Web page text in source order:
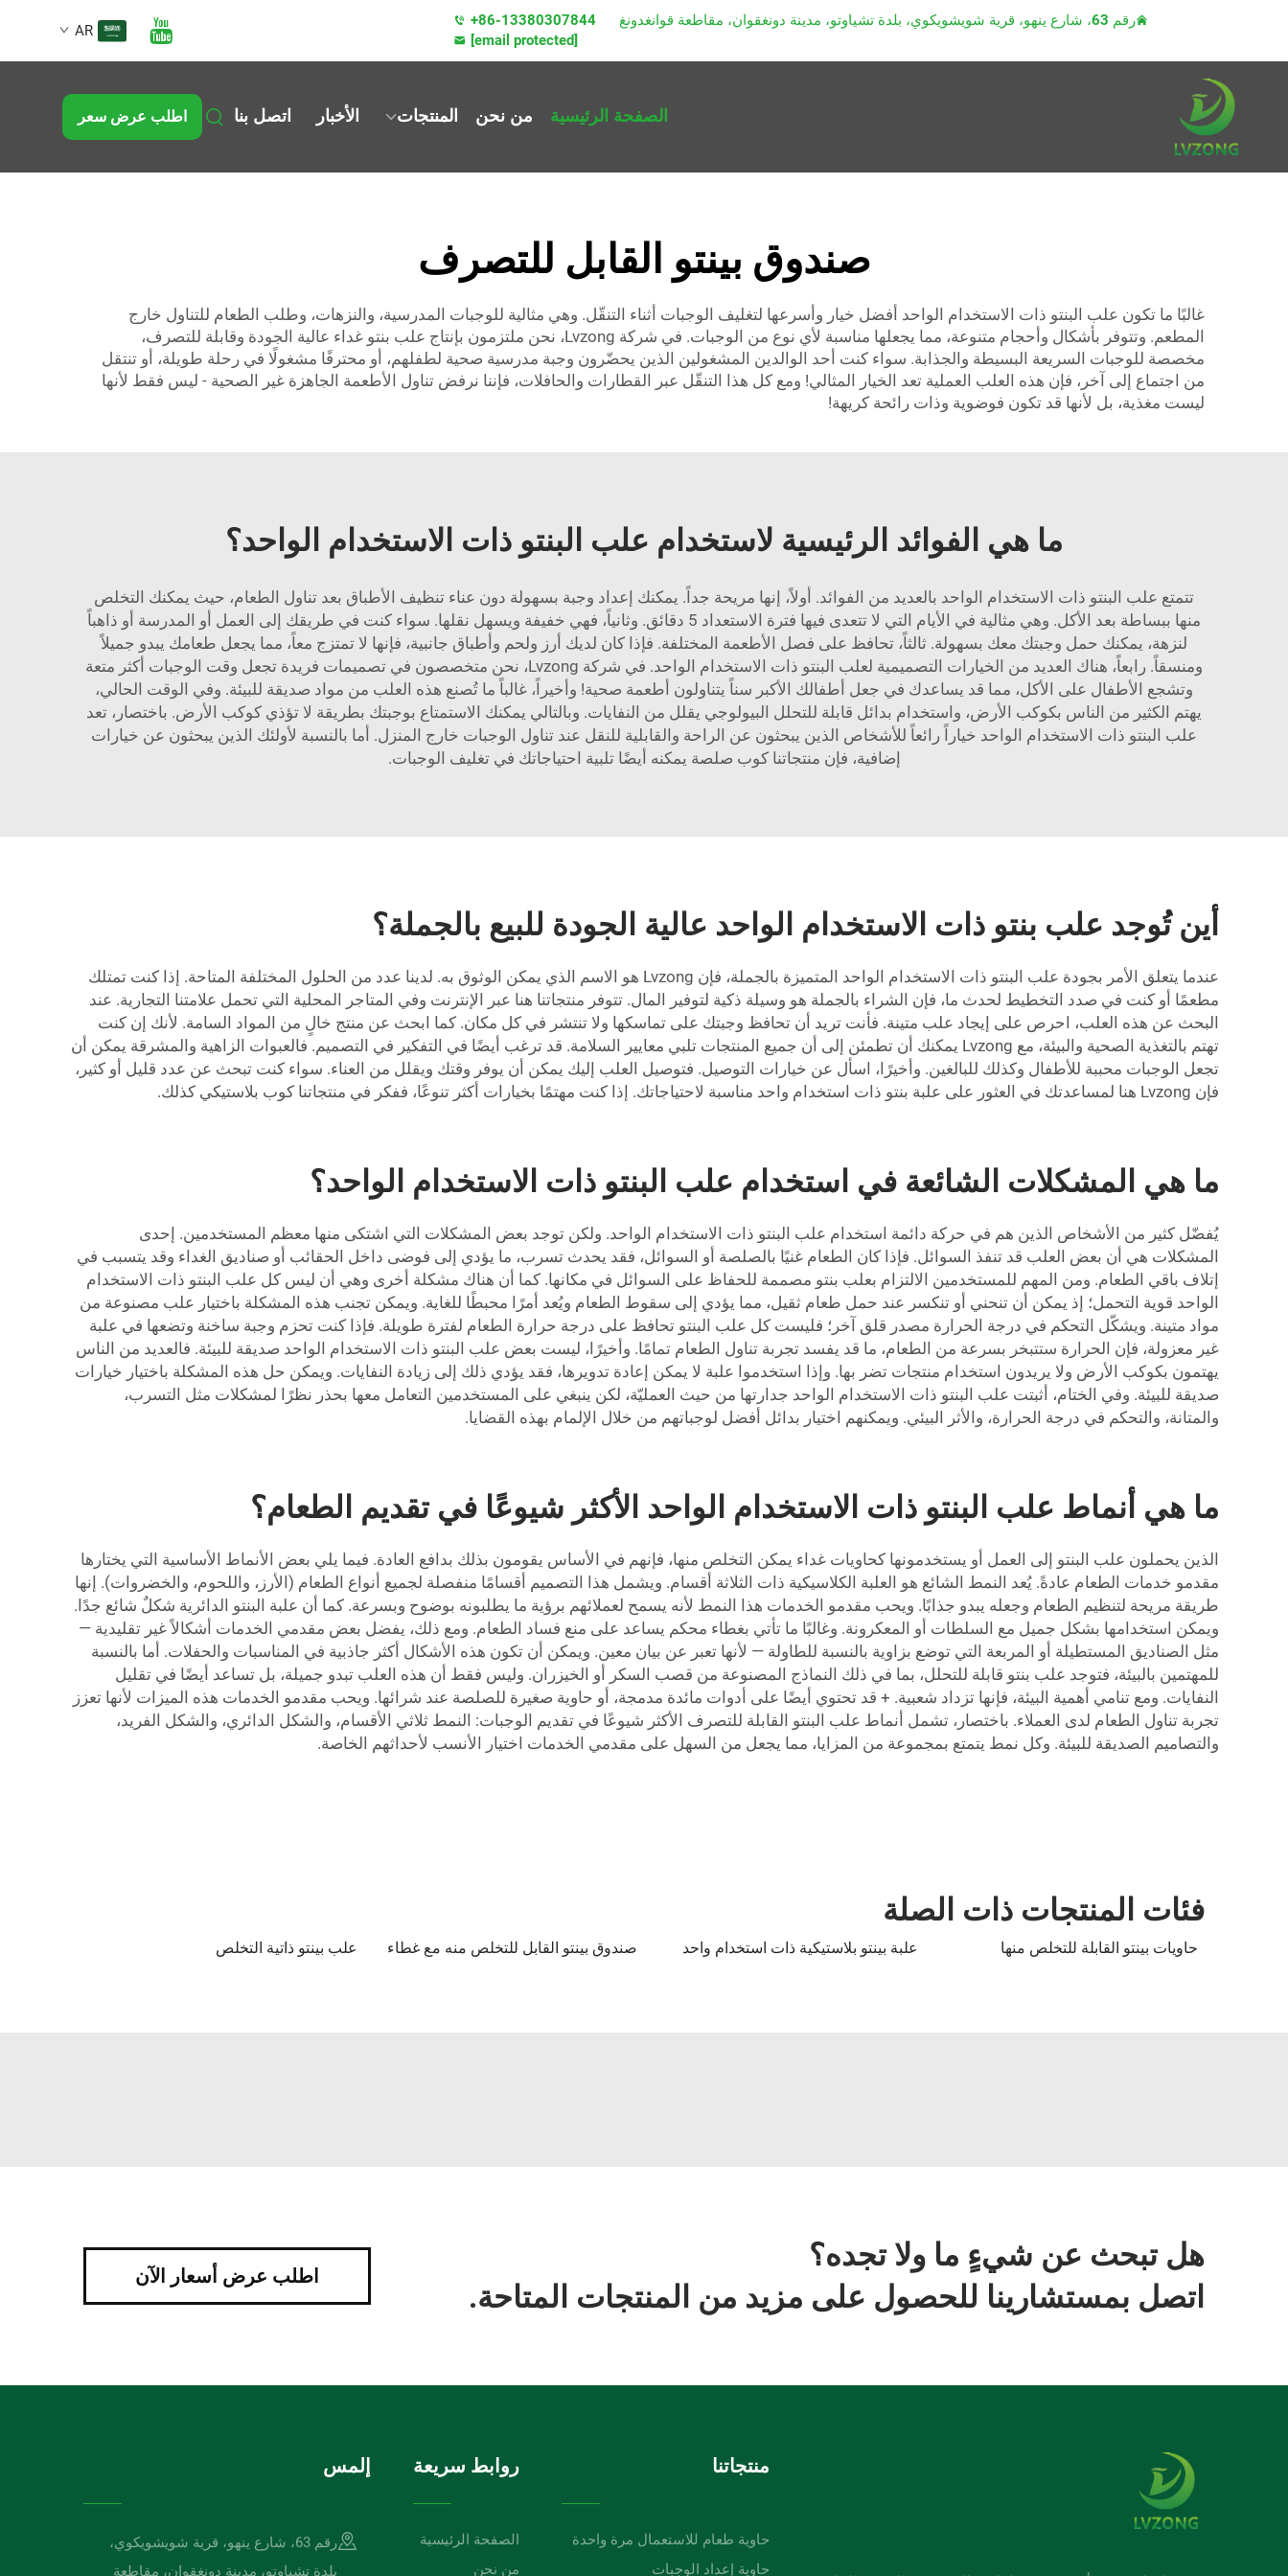
رقم 63، شارع ينهو، قرية شويشويكوي، بلدة تشياوتو، مدينة دونغقوان، مقاطعة قوانغدونغ
+86-13380307844
[email protected]
AR
الصفحة الرئيسية من نحن المنتجات الأخبار اتصل بنا اطلب عرض سعر
صندوق بينتو القابل للتصرف
غالبًا ما تكون علب البنتو ذات الاستخدام الواحد أفضل خيار وأسرعها لتغليف الوجبات أثناء التنقّل. وهي مثالية للوجبات المدرسية، والنزهات، وطلب الطعام للتناول خارج
المطعم. وتتوفر بأشكال وأحجام متنوعة، مما يجعلها مناسبة لأي نوع من الوجبات. في شركة Lvzong، نحن ملتزمون بإنتاج علب بنتو غداء عالية الجودة وقابلة للتصرف،
مخصصة للوجبات السريعة البسيطة والجذابة. سواء كنت أحد الوالدين المشغولين الذين يحضّرون وجبة مدرسية صحية لطفلهم، أو محترفًا مشغولًا في رحلة طويلة، أو تنتقل
من اجتماع إلى آخر، فإن هذه العلب العملية تعد الخيار المثالي! ومع كل هذا التنقّل عبر القطارات والحافلات، فإننا نرفض تناول الأطعمة الجاهزة غير الصحية - ليس فقط لأنها
ليست مغذية، بل لأنها قد تكون فوضوية وذات رائحة كريهة!
ما هي الفوائد الرئيسية لاستخدام علب البنتو ذات الاستخدام الواحد؟
تتمتع علب البنتو ذات الاستخدام الواحد بالعديد من الفوائد. أولاً، إنها مريحة جداً. يمكنك إعداد وجبة بسهولة دون عناء تنظيف الأطباق بعد تناول الطعام، حيث يمكنك التخلص
منها ببساطة بعد الأكل. وهي مثالية في الأيام التي لا تتعدى فيها فترة الاستعداد 5 دقائق. وثانياً، فهي خفيفة ويسهل نقلها. سواء كنت في طريقك إلى العمل أو المدرسة أو ذاهباً
لنزهة، يمكنك حمل وجبتك معك بسهولة. ثالثاً، تحافظ على فصل الأطعمة المختلفة. فإذا كان لديك أرز ولحم وأطباق جانبية، فإنها لا تمتزج معاً، مما يجعل طعامك يبدو جميلاً
ومنسقاً. رابعاً، هناك العديد من الخيارات التصميمية لعلب البنتو ذات الاستخدام الواحد. في شركة Lvzong، نحن متخصصون في تصميمات فريدة تجعل وقت الوجبات أكثر متعة
وتشجع الأطفال على الأكل، مما قد يساعدك في جعل أطفالك الأكبر سناً يتناولون أطعمة صحية! وأخيراً، غالباً ما تُصنع هذه العلب من مواد صديقة للبيئة. وفي الوقت الحالي،
يهتم الكثير من الناس بكوكب الأرض، واستخدام بدائل قابلة للتحلل البيولوجي يقلل من النفايات. وبالتالي يمكنك الاستمتاع بوجبتك بطريقة لا تؤذي كوكب الأرض. باختصار، تعد
علب البنتو ذات الاستخدام الواحد خياراً رائعاً للأشخاص الذين يبحثون عن الراحة والقابلية للنقل عند تناول الوجبات خارج المنزل. أما بالنسبة لأولئك الذين يبحثون عن خيارات
إضافية، فإن منتجاتناكوب صلصة يمكنه أيضًا تلبية احتياجاتك في تغليف الوجبات.
أين تُوجد علب بنتو ذات الاستخدام الواحد عالية الجودة للبيع بالجملة؟
عندما يتعلق الأمر بجودة علب البنتو ذات الاستخدام الواحد المتميزة بالجملة، فإن Lvzong هو الاسم الذي يمكن الوثوق به. لدينا عدد من الحلول المختلفة المتاحة. إذا كنت تمتلك
مطعمًا أو كنت في صدد التخطيط لحدث ما، فإن الشراء بالجملة هو وسيلة ذكية لتوفير المال. تتوفر منتجاتنا هنا عبر الإنترنت وفي المتاجر المحلية التي تحمل علامتنا التجارية. عند
البحث عن هذه العلب، احرص على إيجاد علب متينة. فأنت تريد أن تحافظ وجبتك على تماسكها ولا تنتشر في كل مكان. كما ابحث عن منتج خالٍ من المواد السامة. لأنك إن كنت
تهتم بالتغذية الصحية والبيئة، مع Lvzong يمكنك أن تطمئن إلى أن جميع المنتجات تلبي معايير السلامة. قد ترغب أيضًا في التفكير في التصميم. فالعبوات الزاهية والمشرقة يمكن أن
تجعل الوجبات محببة للأطفال وكذلك للبالغين. وأخيرًا، اسأل عن خيارات التوصيل. فتوصيل العلب إليك يمكن أن يوفر وقتك ويقلل من العناء. سواء كنت تبحث عن عدد قليل أو كثير،
فإن Lvzong هنا لمساعدتك في العثور على علبة بنتو ذات استخدام واحد مناسبة لاحتياجاتك. إذا كنت مهتمًا بخيارات أكثر تنوعًا، ففكر في منتجاتنا
كوب بلاستيكي كذلك.
ما هي المشكلات الشائعة في استخدام علب البنتو ذات الاستخدام الواحد؟
يُفضّل كثير من الأشخاص الذين هم في حركة دائمة استخدام علب البنتو ذات الاستخدام الواحد. ولكن توجد بعض المشكلات التي اشتكى منها معظم المستخدمين. إحدى
المشكلات هي أن بعض العلب قد تنفذ السوائل. فإذا كان الطعام غنيًا بالصلصة أو السوائل، فقد يحدث تسرب، ما يؤدي إلى فوضى داخل الحقائب أو صناديق الغداء وقد يتسبب في
إتلاف باقي الطعام. ومن المهم للمستخدمين الالتزام بعلب بنتو مصممة للحفاظ على السوائل في مكانها. كما أن هناك مشكلة أخرى وهي أن ليس كل علب البنتو ذات الاستخدام
الواحد قوية التحمل؛ إذ يمكن أن تنحني أو تنكسر عند حمل طعام ثقيل، مما يؤدي إلى سقوط الطعام ويُعد أمرًا محبطًا للغاية. ويمكن تجنب هذه المشكلة باختيار علب مصنوعة من
مواد متينة. ويشكّل التحكم في درجة الحرارة مصدر قلق آخر؛ فليست كل علب البنتو تحافظ على درجة حرارة الطعام لفترة طويلة. فإذا كنت تحزم وجبة ساخنة وتضعها في علبة
غير معزولة، فإن الحرارة ستتبخر بسرعة من الطعام، ما قد يفسد تجربة تناول الطعام تمامًا. وأخيرًا، ليست بعض علب البنتو ذات الاستخدام الواحد صديقة للبيئة. فالعديد من الناس
يهتمون بكوكب الأرض ولا يريدون استخدام منتجات تضر بها. وإذا استخدموا علبة لا يمكن إعادة تدويرها، فقد يؤدي ذلك إلى زيادة النفايات. ويمكن حل هذه المشكلة باختيار خيارات
صديقة للبيئة. وفي الختام، أثبتت علب البنتو ذات الاستخدام الواحد جدارتها من حيث العمليّة، لكن ينبغي على المستخدمين التعامل معها بحذر نظرًا لمشكلات مثل التسرب،
والمتانة، والتحكم في درجة الحرارة، والأثر البيئي. ويمكنهم اختيار بدائل أفضل لوجباتهم من خلال الإلمام بهذه القضايا.
ما هي أنماط علب البنتو ذات الاستخدام الواحد الأكثر شيوعًا في تقديم الطعام؟
الذين يحملون علب البنتو إلى العمل أو يستخدمونها كحاويات غداء يمكن التخلص منها، فإنهم في الأساس يقومون بذلك بدافع العادة. فيما يلي بعض الأنماط الأساسية التي يختارها
مقدمو خدمات الطعام عادةً. يُعد النمط الشائع هو العلبة الكلاسيكية ذات الثلاثة أقسام. ويشمل هذا التصميم أقسامًا منفصلة لجميع أنواع الطعام (الأرز، واللحوم، والخضروات). إنها
طريقة مريحة لتنظيم الطعام وجعله يبدو جذابًا. ويحب مقدمو الخدمات هذا النمط لأنه يسمح لعملائهم برؤية ما يطلبونه بوضوح وبسرعة. كما أن علبة البنتو الدائرية شكلٌ شائع جدًا.
ويمكن استخدامها بشكل جميل مع السلطات أو المعكرونة. وغالبًا ما تأتي بغطاء محكم يساعد على منع فساد الطعام. ومع ذلك، يفضل بعض مقدمي الخدمات أشكالاً غير تقليدية —
مثل الصناديق المستطيلة أو المربعة التي توضع بزاوية بالنسبة للطاولة — لأنها تعبر عن بيان معين. ويمكن أن تكون هذه الأشكال أكثر جاذبية في المناسبات والحفلات. أما بالنسبة
للمهتمين بالبيئة، فتوجد علب بنتو قابلة للتحلل، بما في ذلك النماذج المصنوعة من قصب السكر أو الخيزران. وليس فقط أن هذه العلب تبدو جميلة، بل تساعد أيضًا في تقليل
النفايات. ومع تنامي أهمية البيئة، فإنها تزداد شعبية. + قد تحتوي أيضًا على أدوات مائدة مدمجة، أو حاوية صغيرة للصلصة عند شرائها. ويحب مقدمو الخدمات هذه الميزات لأنها تعزز
تجربة تناول الطعام لدى العملاء. باختصار، تشمل أنماط علب البنتو القابلة للتصرف الأكثر شيوعًا في تقديم الوجبات: النمط ثلاثي الأقسام، والشكل الدائري، والشكل الفريد،
والتصاميم الصديقة للبيئة. وكل نمط يتمتع بمجموعة من المزايا، مما يجعل من السهل على مقدمي الخدمات اختيار الأنسب لأحداثهم الخاصة.
فئات المنتجات ذات الصلة
حاويات بينتو القابلة للتخلص منها علبة بينتو بلاستيكية ذات استخدام واحد صندوق بينتو القابل للتخلص منه مع غطاء علب بينتو ذاتية التخلص
هل تبحث عن شيءٍ ما ولا تجده؟
اتصل بمستشارينا للحصول على مزيد من المنتجات المتاحة.
اطلب عرض أسعار الآن
منتجاتنا
حاوية طعام للاستعمال مرة واحدة
حاوية إعداد الوجبات
روابط سريعة
الصفحة الرئيسية
من نحن
إلمس
رقم 63، شارع ينهو، قرية شويشويكوي،
بلدة تشياوتو، مدينة دونغقوان، مقاطعة